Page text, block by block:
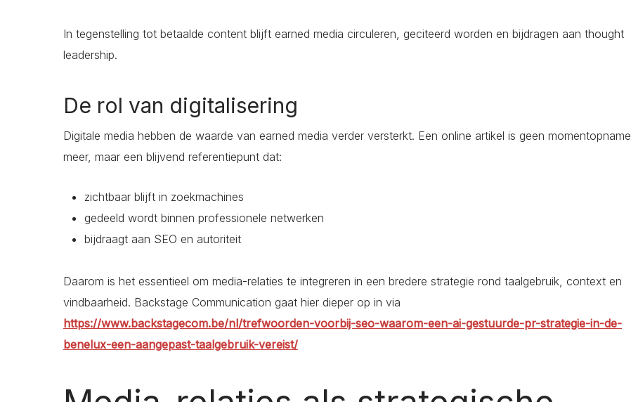
In tegenstelling tot betaalde content blijft earned media circuleren, geciteerd worden en bijdragen aan thought
leadership.
De rol van digitalisering
Digitale media hebben de waarde van earned media verder versterkt. Een online artikel is geen momentopname
meer, maar een blijvend referentiepunt dat:
zichtbaar blijft in zoekmachines
gedeeld wordt binnen professionele netwerken
bijdraagt aan SEO en autoriteit
Daarom is het essentieel om media-relaties te integreren in een bredere strategie rond taalgebruik, context en
vindbaarheid. Backstage Communication gaat hier dieper op in via
https://www.backstagecom.be/nl/trefwoorden-voorbij-seo-waarom-een-ai-gestuurde-pr-strategie-in-de-
benelux-een-aangepast-taalgebruik-vereist/